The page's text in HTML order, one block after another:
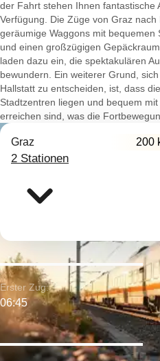
der Fahrt stehen Ihnen fantastische
Verfügung. Die Züge von Graz
geräumige Waggons mit
und einen großzügigen
laden dazu ein, die spektakulären
bewundern. Ein weiterer Grund,
Hallstatt zu entscheiden, ist, dass
Stadtzentren liegen und bequem
erreichen sind, was die
Graz 200
2 Stationen
Erster Zug:
06:45